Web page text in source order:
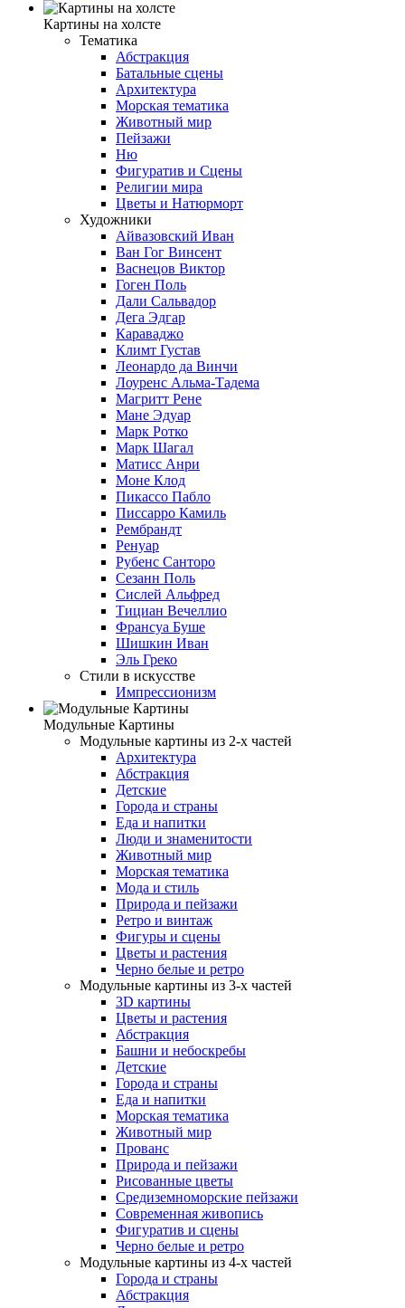
Картины на холсте
Тематика
Абстракция
Батальные сцены
Архитектура
Морская тематика
Животный мир
Пейзажи
Ню
Фигуратив и Сцены
Религии мира
Цветы и Натюрморт
Художники
Айвазовский Иван
Ван Гог Винсент
Васнецов Виктор
Гоген Поль
Дали Сальвадор
Дега Эдгар
Караваджо
Климт Густав
Леонардо да Винчи
Лоуренс Альма-Тадема
Магритт Рене
Мане Эдуар
Марк Ротко
Марк Шагал
Матисс Анри
Моне Клод
Пикассо Пабло
Писсарро Камиль
Рембрандт
Ренуар
Рубенс Санторо
Сезанн Поль
Сислей Альфред
Тициан Вечеллио
Франсуа Буше
Шишкин Иван
Эль Греко
Стили в искусстве
Импрессионизм
Модульные Картины
Модульные картины из 2-х частей
Архитектура
Абстракция
Детские
Города и страны
Еда и напитки
Люди и знаменитости
Животный мир
Морская тематика
Мода и стиль
Природа и пейзажи
Ретро и винтаж
Фигуры и сцены
Цветы и растения
Черно белые и ретро
Модульные картины из 3-х частей
3D картины
Цветы и растения
Абстракция
Башни и небоскребы
Детские
Города и страны
Еда и напитки
Морская тематика
Животный мир
Прованс
Природа и пейзажи
Рисованные цветы
Средиземноморские пейзажи
Современная живопись
Фигуратив и сцены
Черно белые и ретро
Модульные картины из 4-х частей
Города и страны
Абстракция